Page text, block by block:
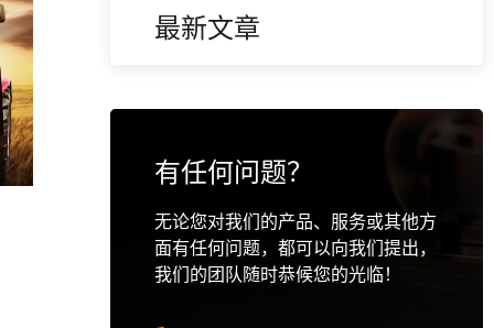
最新文章
有任何问题？
无论您对我们的产品、服务或其他方
面有任何问题，都可以向我们提出，
我们的团队随时恭候您的光临！